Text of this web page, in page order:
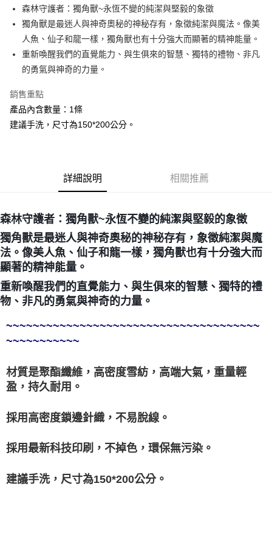
Apple Pay
街口支付
悠遊付
ATM付款
全家取貨付款
每筆NT$80，滿NT$3,000(含以上)免運費
每筆NT$80，滿NT$3,000(含以上)免運費
郵局幫你送（離島）
每筆NT$80，滿NT$3,000(含以上)免運費
付款後門市自取
免運費
森林守護者：獨角獸~永恆不變的純潔與堅毅的象徵
獨角獸是最迷人與神奇奧秘的神秘存有，象徵純潔與魔法。像美
人魚、仙子和龍一樣，獨角獸也有十分強大而顯著的精神能量。
重新喚醒我們的直覺能力、與生俱來的智慧、獨特的禮物、非凡
的勇氣與神奇的力量。
銷售重點
產品內含數量：1條
建議手洗，尺寸為150*200公分。
詳細說明 相關推薦
森林守護者：獨角獸~永恆不變的純潔與堅毅的象徵
獨角獸是最迷人與神奇奧秘的神秘存有，象徵純潔與魔
法。像美人魚、仙子和龍一樣，獨角獸也有十分強大而
顯著的精神能量。
重新喚醒我們的直覺能力、與生俱來的智慧、獨特的禮
物、非凡的勇氣與神奇的力量。
~~~~~~~~~~~~~~~~~~~~~~~~~~~~~~~~~~~~~~
~~~~~~~~~~~
材質是聚酯纖維，高密度雪紡，高端大氣，重量輕
盈，持久耐用。
採用高密度鎖邊針織，不易脫線。
採用最新科技印刷，不掉色，環保無污染。
建議手洗，尺寸為150*200公分。